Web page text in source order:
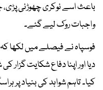
باعث اسے نوکری چھوڑنی
واجبات روک لیے گئے۔
فوسپاہ نے فیصلے میں لکھا کہ
دیا اور اپنا دفاع شکایت گزار
کیا۔ تاہم شواہد کی بنیاد پر